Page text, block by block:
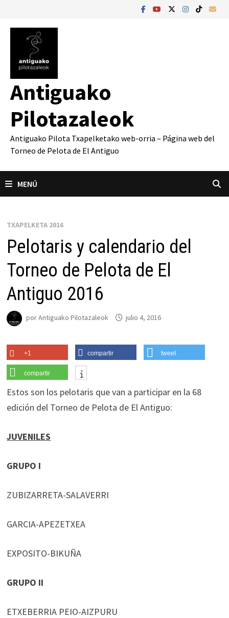
contenido
Antiguako
Pilotazaleok
Antiguako Pilota Txapelketako web-orria – Página web del
Torneo de Pelota de El Antiguo
MENÚ
TXAPELKETA 2016
Pelotaris y calendario del
Torneo de Pelota de El
Antiguo 2016
porAntiguako Pilotazaleok julio 4, 2016
+1 compartir tweet
compartir
Estos son los pelotaris que van a participar en la 68
edición del Torneo de Pelota de El Antiguo:
JUVENILES
GRUPO I
ZUBIZARRETA-SALAVERRI
GARCIA-APEZETXEA
EXPOSITO-BIKUÑA
GRUPO II
ETXEBERRIA PEIO-AIZPURU